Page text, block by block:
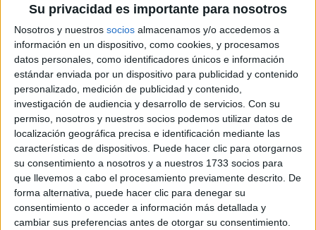
Su privacidad es importante para nosotros
Nosotros y nuestros socios almacenamos y/o accedemos a
información en un dispositivo, como cookies, y procesamos
datos personales, como identificadores únicos e información
estándar enviada por un dispositivo para publicidad y contenido
personalizado, medición de publicidad y contenido,
investigación de audiencia y desarrollo de servicios. Con su
permiso, nosotros y nuestros socios podemos utilizar datos de
localización geográfica precisa e identificación mediante las
características de dispositivos. Puede hacer clic para otorgarnos
su consentimiento a nosotros y a nuestros 1733 socios para
que llevemos a cabo el procesamiento previamente descrito. De
forma alternativa, puede hacer clic para denegar su
consentimiento o acceder a información más detallada y
cambiar sus preferencias antes de otorgar su consentimiento.
Ávila
Nota de corte
No aplica
enseñanza:
Grado en Administración y Dirección de Empresas
Universidad Católica de Ávila
Universidad Privada
Web de la facultad:http://www.ucavila.es
Duración:4,0 años
Precio del primer curso:2.940 €
Pídeles información ¡GRATIS!
Notas de corte ADE -
Administración y Dirección de
Empresas por provincias